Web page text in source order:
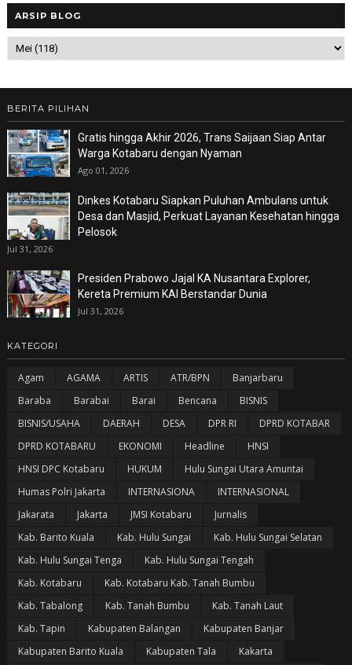
ARSIP BLOG
BERITA PILIHAN
Gratis hingga Akhir 2026, Trans Saijaan Siap Antar
Warga Kotabaru dengan Nyaman
Ago 01, 2026
Dinkes Kotabaru Siapkan Puluhan Ambulans untuk
Desa dan Masjid, Perkuat Layanan Kesehatan hingga
Pelosok
Jul 31, 2026
Presiden Prabowo Jajal KA Nusantara Explorer,
Kereta Premium KAI Berstandar Dunia
Jul 31, 2026
KATEGORI
Agam AGAMA ARTIS ATR/BPN
Banjarbaru
Baraba
Barabai Barai Bencana
BISNIS
BISNIS/USAHA
DAERAH DESA DPR RI
DPRD KOTABAR
DPRD KOTABARU
EKONOMI Headline
HNSI
HNSI DPC Kotabaru
HUKUM
Hulu Sungai Utara Amuntai
Humas Polri Jakarta
INTERNASIONA
INTERNASIONAL
Jakarata
Jakarta JMSI Kotabaru
Jurnalis
Kab. Barito Kuala
Kab. Hulu Sungai
Kab. Hulu Sungai Selatan
Kab. Hulu Sungai Tenga
Kab. Hulu Sungai Tengah
Kab. Kotabaru
Kab. Kotabaru Kab. Tanah Bumbu
Kab. Tabalong
Kab. Tanah Bumbu
Kab. Tanah Laut
Kab. Tapin
Kabupaten Balangan
Kabupaten Banjar
Kabupaten Barito Kuala
Kabupaten Tala
Kakarta